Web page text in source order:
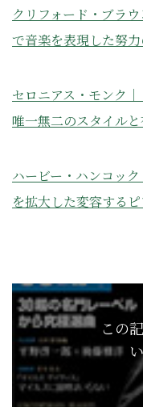
クリフォード・ブラ
で音楽を表現した努
セロニアス・モンク
唯一無二のスタイル
ハービー・ハンコッ
を拡大した変容するピ
この